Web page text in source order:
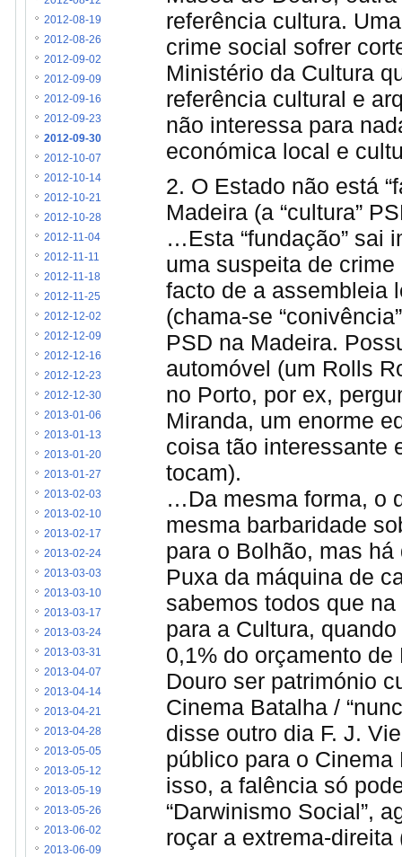
referência cultura.
crime social sofrer
Ministério da Cultura
referência cultural e
não interessa para
económica local e
2. O Estado não está
Madeira (a “cultura”
…Esta “fundação” sai
uma suspeita de
facto de a assembleia
(chama-se
PSD na Madeira.
automóvel (um Rolls
no Porto, por ex,
Miranda, um enorme
coisa tão interessante
tocam).
…Da mesma forma, o
mesma barbaridade
para o Bolhão, mas
Puxa da máquina de
sabemos todos que
para a Cultura,
0,1% do orçamento
Douro ser património
Cinema Batalha /
disse outro dia F. J.
público para o
isso, a falência só
“Darwinismo Social”,
roçar a extrema-
2012-08-19
2012-08-26
2012-09-02
2012-09-09
2012-09-16
2012-09-23
2012-09-30
2012-10-07
2012-10-14
2012-10-21
2012-10-28
2012-11-04
2012-11-11
2012-11-18
2012-11-25
2012-12-02
2012-12-09
2012-12-16
2012-12-23
2012-12-30
2013-01-06
2013-01-13
2013-01-20
2013-01-27
2013-02-03
2013-02-10
2013-02-17
2013-02-24
2013-03-03
2013-03-10
2013-03-17
2013-03-24
2013-03-31
2013-04-07
2013-04-14
2013-04-21
2013-04-28
2013-05-05
2013-05-12
2013-05-19
2013-05-26
2013-06-02
2013-06-09